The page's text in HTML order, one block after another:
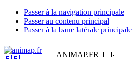
Passer à la navigation principale
Passer au contenu principal
Passer à la barre latérale principale
ANIMAP.FR 🇫🇷